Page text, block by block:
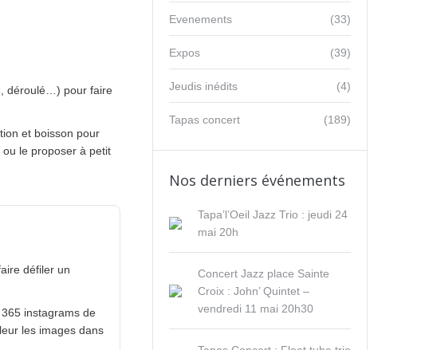
déroulé…) pour faire
et boisson pour
le proposer à petit
défiler un
instagrams de
les images dans
(33)
Evenements
(39)
Expos
(4)
Jeudis inédits
(189)
Tapas concert
Nos derniers événements
Tapa’l’Oeil Jazz Trio : jeudi 24
mai 20h
Concert Jazz place Sainte
Croix : John’ Quintet –
vendredi 11 mai 20h30